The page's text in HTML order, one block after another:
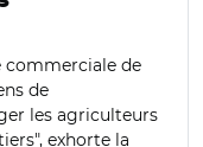
commerciale de
de
les agriculteurs
exhorte la